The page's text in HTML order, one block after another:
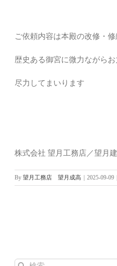
ご依頼内容は本殿の改修・
歴史ある御宮に微力ながら
尽力してまいります
株式会社 望月工務店／望月
By 望月工務店 望月成高 2025-09-09
検